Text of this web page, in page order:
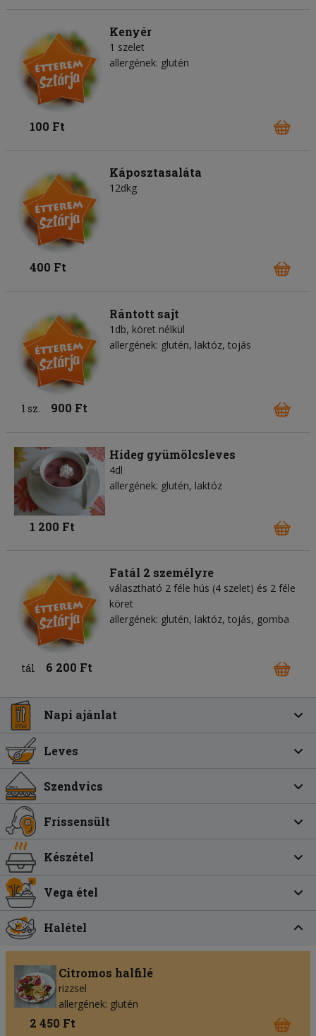
Kenyér
1 szelet
allergének: glutén
100 Ft
Káposztasaláta
12dkg
400 Ft
Rántott sajt
1db, köret nélkül
allergének: glutén, laktóz, tojás
1 sz. 900 Ft
Hideg gyümölcsleves
4dl
allergének: glutén, laktóz
1 200 Ft
Fatál 2 személyre
választható 2 féle hús (4 szelet) és 2 féle
köret
allergének: glutén, laktóz, tojás, gomba
tál 6 200 Ft
Napi ajánlat
Leves
Szendvics
Frissensült
Készétel
Vega étel
Halétel
Citromos halfilé
rizzsel
allergének: glutén
2 450 Ft